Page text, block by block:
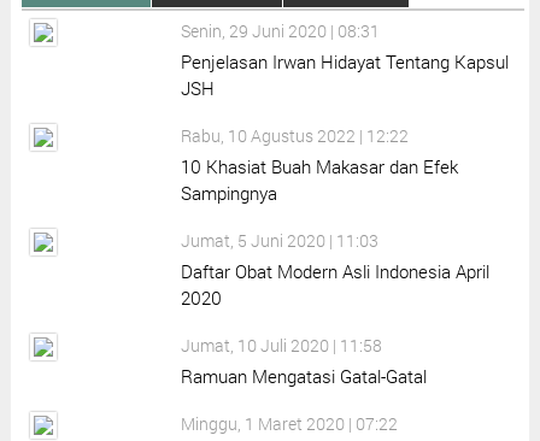
Senin, 29 Juni 2020 | 08:31
Penjelasan Irwan Hidayat Tentang Kapsul
JSH
Rabu, 10 Agustus 2022 | 12:22
10 Khasiat Buah Makasar dan Efek
Sampingnya
Jumat, 5 Juni 2020 | 11:03
Daftar Obat Modern Asli Indonesia April
2020
Jumat, 10 Juli 2020 | 11:58
Ramuan Mengatasi Gatal-Gatal
Minggu, 1 Maret 2020 | 07:22